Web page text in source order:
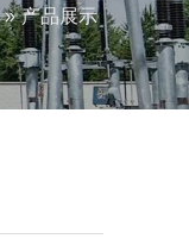
» 产品展示